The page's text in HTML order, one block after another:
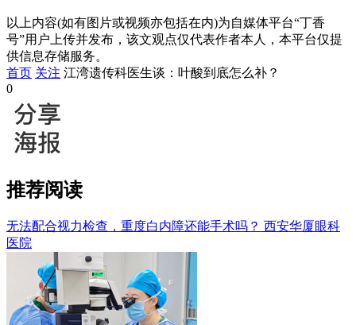
以上内容(如有图片或视频亦包括在内)为自媒体平台“丁香
号”用户上传并发布，该文观点仅代表作者本人，本平台仅提
供信息存储服务。
首页 关注 江湾遗传科医生谈：叶酸到底怎么补？
0
推荐阅读
无法配合视力检查，重度白内障还能手术吗？ 西安华厦眼科
医院